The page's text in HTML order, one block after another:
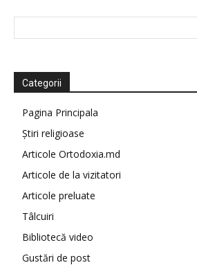
Categorii
Pagina Principala
Știri religioase
Articole Ortodoxia.md
Articole de la vizitatori
Articole preluate
Tâlcuiri
Bibliotecă video
Gustări de post